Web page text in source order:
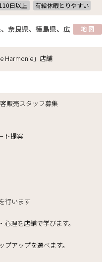
日以上 有給休暇とりやすい
奈良県、徳島県、広
地 図
Harmonie」店舗
販売スタッフ募集
ト提案
行います
理を店舗で学びます。
アップを選べます。